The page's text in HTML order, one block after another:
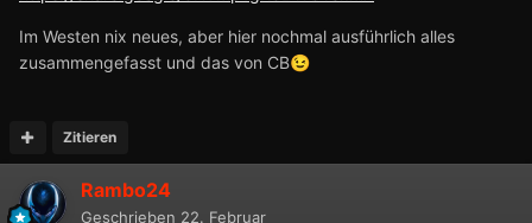
Im Westen nix neues, aber hier nochmal ausführlich alles
zusammengefasst und das von CB😉
Zitieren
Rambo24
Geschrieben 22. Februar